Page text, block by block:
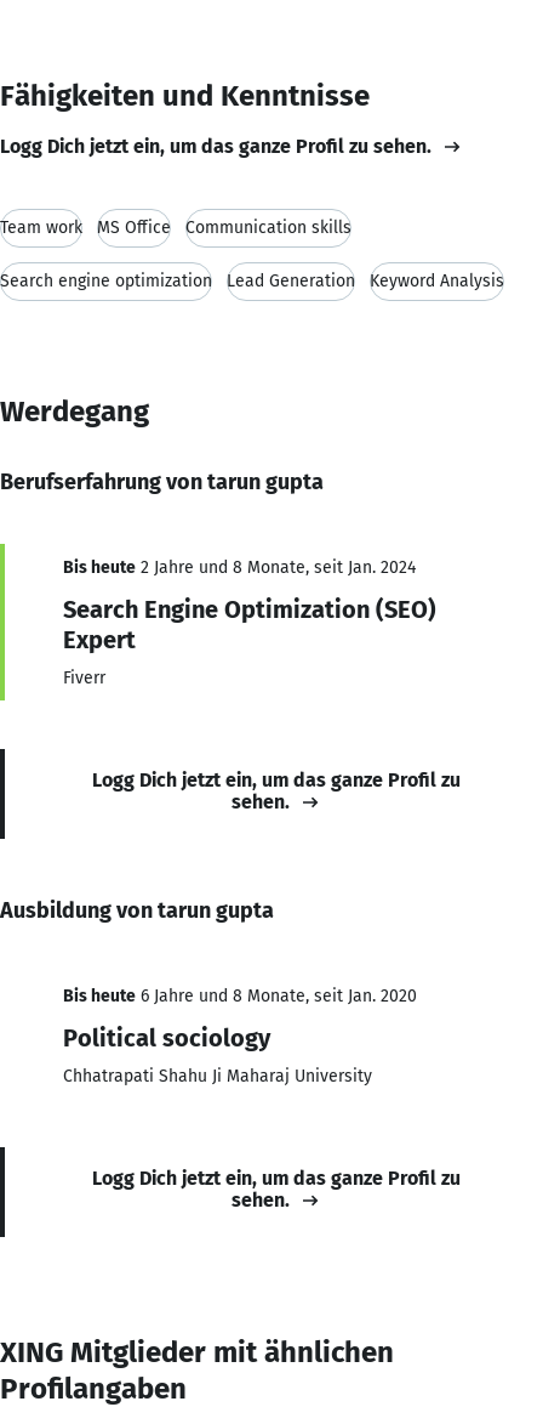
Fähigkeiten und Kenntnisse
Logg Dich jetzt ein, um das ganze Profil zu sehen.
Team work MS Office Communication skills
Search engine optimization Lead Generation Keyword Analysis
Werdegang
Berufserfahrung von tarun gupta
Bis heute 2 Jahre und 8 Monate, seit Jan. 2024
Search Engine Optimization (SEO)
Expert
Fiverr
Logg Dich jetzt ein, um das ganze Profil zu
sehen.
Ausbildung von tarun gupta
Bis heute 6 Jahre und 8 Monate, seit Jan. 2020
Political sociology
Chhatrapati Shahu Ji Maharaj University
Logg Dich jetzt ein, um das ganze Profil zu
sehen.
XING Mitglieder mit ähnlichen
Profilangaben